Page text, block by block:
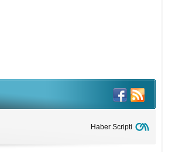
Şahin
Haber Scripti